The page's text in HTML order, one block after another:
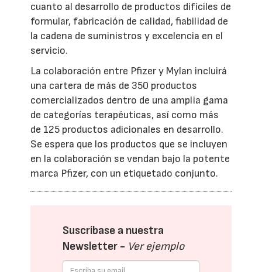
cuanto al desarrollo de productos difíciles de
formular, fabricación de calidad, fiabilidad de
la cadena de suministros y excelencia en el
servicio.
La colaboración entre Pfizer y Mylan incluirá
una cartera de más de 350 productos
comercializados dentro de una amplia gama
de categorías terapéuticas, así como más
de 125 productos adicionales en desarrollo.
Se espera que los productos que se incluyen
en la colaboración se vendan bajo la potente
marca Pfizer, con un etiquetado conjunto.
Suscríbase a nuestra
Newsletter - Ver ejemplo